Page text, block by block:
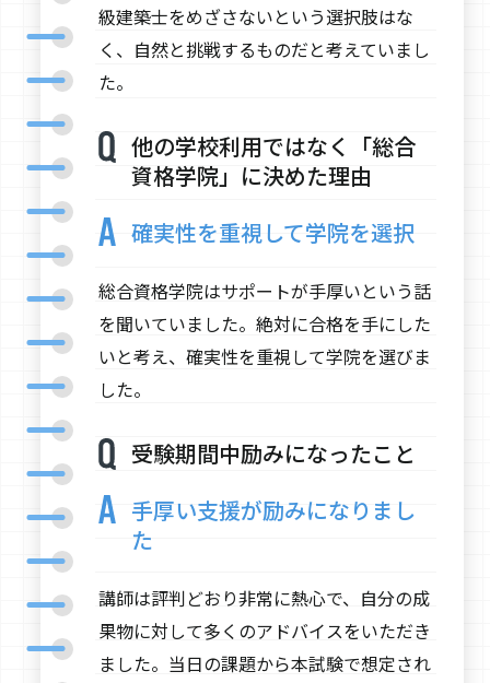
級建築士をめざさないという選択肢はな
く、自然と挑戦するものだと考えていまし
た。
他の学校利用ではなく「総合
資格学院」に決めた理由
確実性を重視して学院を選択
総合資格学院はサポートが手厚いという話
を聞いていました。絶対に合格を手にした
いと考え、確実性を重視して学院を選びま
した。
受験期間中励みになったこと
手厚い支援が励みになりまし
た
講師は評判どおり非常に熱心で、自分の成
果物に対して多くのアドバイスをいただき
ました。当日の課題から本試験で想定され